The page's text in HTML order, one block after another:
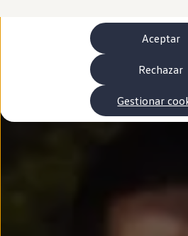
Buscar servicios
Volkswagen Apps,
Conectar el móvil
Actualizaciones del
Mantenimiento y
Revisiones e ITV
Aceite y líquidos del
Baterías
Llantas y neumáticos
Accesorios y merchandising
Aceptar
Rechazar
Gestionar